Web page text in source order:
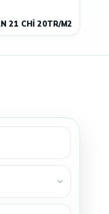
21 CHỈ 20TR/M2